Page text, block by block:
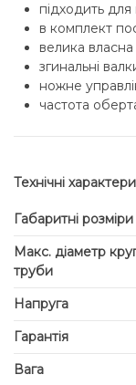
підходить
в комплект
велика власна
згинальні
ножне
частота
Технічні
Габаритні розміри
Макс. діаметр
труби
Напруга
Гарантія
Вага